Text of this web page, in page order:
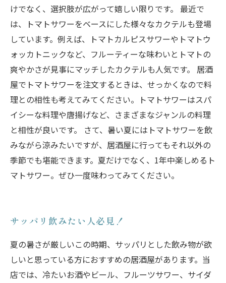
けでなく、選択肢が広がって嬉しい限りです。 最近で
は、トマトサワーをベースにした様々なカクテルも登場
しています。例えば、トマトカルピスサワーやトマトウ
ォッカトニックなど、フルーティーな味わいとトマトの
爽やかさが見事にマッチしたカクテルも人気です。 居酒
屋でトマトサワーを注文するときは、せっかくなので料
理との相性も考えてみてください。トマトサワーはスパ
イシーな料理や唐揚げなど、さまざまなジャンルの料理
と相性が良いです。 さて、暑い夏にはトマトサワーを飲
みながら涼みたいですが、居酒屋に行ってもそれ以外の
季節でも堪能できます。夏だけでなく、1年中楽しめるト
マトサワー。ぜひ一度味わってみてください。
サッパリ飲みたい人必見！
夏の暑さが厳しいこの時期、サッパリとした飲み物が欲
しいと思っている方におすすめの居酒屋があります。当
店では、冷たいお酒やビール、フルーツサワー、サイダ